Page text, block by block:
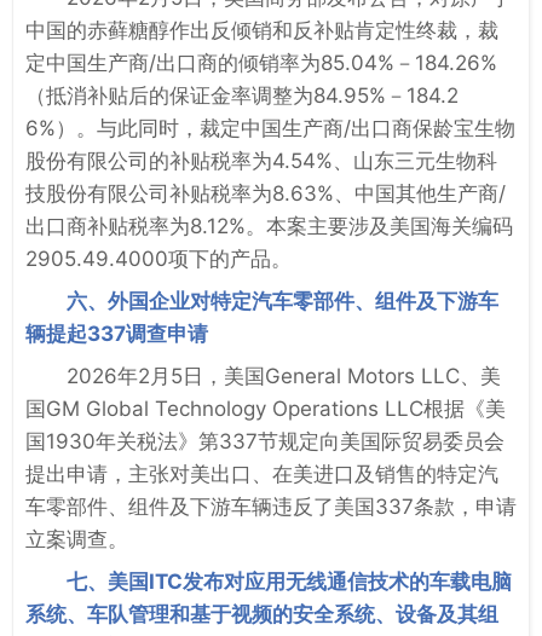
中国的赤藓糖醇作出反倾销和反补贴肯定性终裁，裁
定中国生产商/出口商的倾销率为85.04%－184.26%
（抵消补贴后的保证金率调整为84.95%－184.2
6%）。与此同时，裁定中国生产商/出口商保龄宝生物
股份有限公司的补贴税率为4.54%、山东三元生物科
技股份有限公司补贴税率为8.63%、中国其他生产商/
出口商补贴税率为8.12%。本案主要涉及美国海关编码
2905.49.4000项下的产品。
六、外国企业对特定汽车零部件、组件及下游车
辆提起337调查申请
2026年2月5日，美国General Motors LLC、美
国GM Global Technology Operations LLC根据《美
国1930年关税法》第337节规定向美国际贸易委员会
提出申请，主张对美出口、在美进口及销售的特定汽
车零部件、组件及下游车辆违反了美国337条款，申请
立案调查。
七、美国ITC发布对应用无线通信技术的车载电脑
系统、车队管理和基于视频的安全系统、设备及其组